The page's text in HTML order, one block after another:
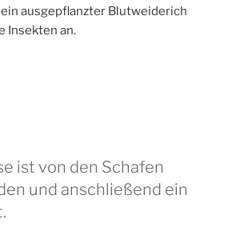
ausgepflanzter Blutweiderich
Insekten an.
ist von den Schafen
und anschließend ein